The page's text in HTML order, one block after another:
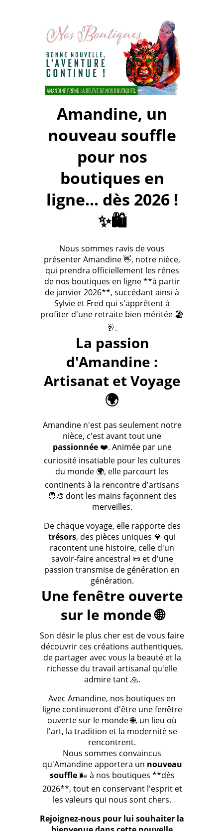
Amandine, un
nouveau souffle
pour nos
boutiques en
ligne... dès 2026 !
✨🛍️
Nous sommes ravis de vous
présenter Amandine 👋, notre nièce,
qui prendra officiellement les rênes
de nos boutiques en ligne **à partir
de janvier 2026**, succédant ainsi à
Sylvie et Fred qui s'apprêtent à
profiter d'une retraite bien méritée 🏖️
🥂.
La passion
d'Amandine :
Artisanat et Voyage
🌍
Amandine n'est pas seulement notre
nièce, c'est avant tout une
passionnée❤️. Animée par une
curiosité insatiable pour les cultures
du monde 🌍, elle parcourt les
continents à la rencontre d'artisans
🧑‍🎨 dont les mains façonnent des
merveilles.
De chaque voyage, elle rapporte des
trésors, des pièces uniques 💎 qui
racontent une histoire, celle d'un
savoir-faire ancestral 📜 et d'une
passion transmise de génération en
génération.
Une fenêtre ouverte
sur le monde 🌐
Son désir le plus cher est de vous faire
découvrir ces créations authentiques,
de partager avec vous la beauté et la
richesse du travail artisanal qu'elle
admire tant 🙏.
Avec Amandine, nos boutiques en
ligne continueront d'être une fenêtre
ouverte sur le monde 🌐, un lieu où
l'art, la tradition et la modernité se
rencontrent.
Nous sommes convaincus
qu'Amandine apportera un nouveau
souffle🌬️ à nos boutiques **dès
2026**, tout en conservant l'esprit et
les valeurs qui nous sont chers.
Rejoignez-nous pour lui souhaiter la